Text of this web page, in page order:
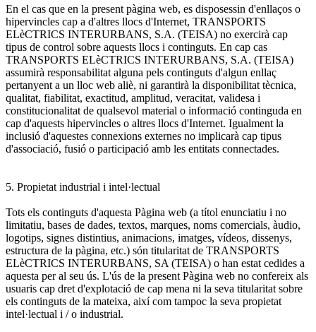
En el cas que en la present pàgina web, es disposessin d'enllaços o
hipervincles cap a d'altres llocs d'Internet, TRANSPORTS
ELèCTRICS INTERURBANS, S.A. (TEISA) no exercirà cap
tipus de control sobre aquests llocs i continguts. En cap cas
TRANSPORTS ELèCTRICS INTERURBANS, S.A. (TEISA)
assumirà responsabilitat alguna pels continguts d'algun enllaç
pertanyent a un lloc web aliè, ni garantirà la disponibilitat tècnica,
qualitat, fiabilitat, exactitud, amplitud, veracitat, validesa i
constitucionalitat de qualsevol material o informació continguda en
cap d'aquests hipervincles o altres llocs d'Internet. Igualment la
inclusió d'aquestes connexions externes no implicarà cap tipus
d'associació, fusió o participació amb les entitats connectades.
5. Propietat industrial i intel·lectual
Tots els continguts d'aquesta Pàgina web (a títol enunciatiu i no
limitatiu, bases de dades, textos, marques, noms comercials, àudio,
logotips, signes distintius, animacions, imatges, vídeos, dissenys,
estructura de la pàgina, etc.) són titularitat de TRANSPORTS
ELèCTRICS INTERURBANS, SA (TEISA) o han estat cedides a
aquesta per al seu ús. L'ús de la present Pàgina web no confereix als
usuaris cap dret d'explotació de cap mena ni la seva titularitat sobre
els continguts de la mateixa, així com tampoc la seva propietat
intel·lectual i / o industrial.